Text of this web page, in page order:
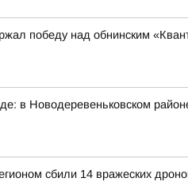
победу над обнинским
в Новодеревеньковском
сбили 14 вражеских